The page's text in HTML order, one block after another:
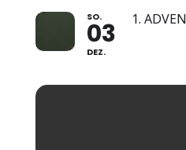
SO.
03
DEZ.
1.